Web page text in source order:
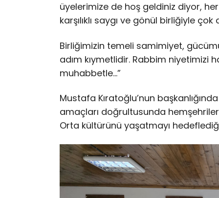
üyelerimize de hoş geldiniz diyor,
karşılıklı saygı ve gönül birliğiyle
Birliğimizin temeli samimiyet,
adım kıymetlidir. Rabbim niyetimizi
muhabbetle…”
Mustafa Kıratoğlu’nun
amaçları doğrultusunda
Orta kültürünü yaşatmayı